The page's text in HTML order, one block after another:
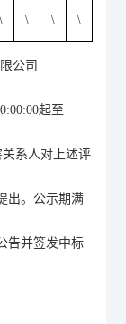
\ \ \ \
公司
起至
系人对上述评
出。公示期满
告并签发中标